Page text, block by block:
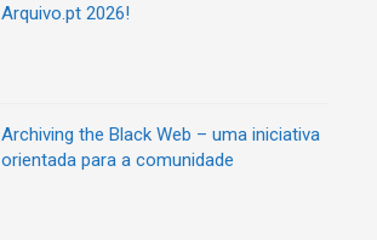
Arquivo.pt 2026!
Archiving the Black Web – uma iniciativa
orientada para a comunidade